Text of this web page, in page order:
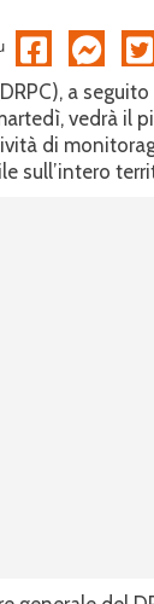
a seguito
vedrà il
di
sull’intero